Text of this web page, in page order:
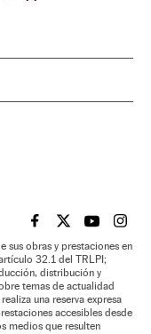
EL PAÍS BRASIL EN
EL PAÍSEL PAÍS
EL
sus obras y prestaciones en
32.1 del TRLPI;
distribución y
temas de actualidad
una reserva expresa
accesibles desde
medios que resulten